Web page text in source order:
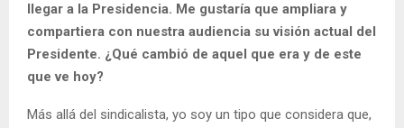
llegar a la Presidencia. Me gustaría que ampliara y
compartiera con nuestra audiencia su visión actual del
Presidente. ¿Qué cambió de aquel que era y de este
que ve hoy?
Más allá del sindicalista, yo soy un tipo que considera que,